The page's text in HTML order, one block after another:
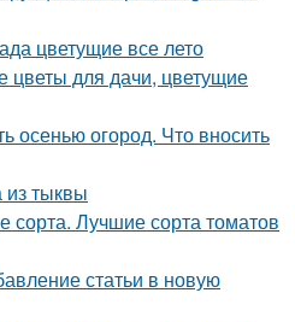
цветущие все лето
цветы для дачи, цветущие
осенью огород. Что вносить
тыквы
Лучшие сорта томатов
статьи в новую